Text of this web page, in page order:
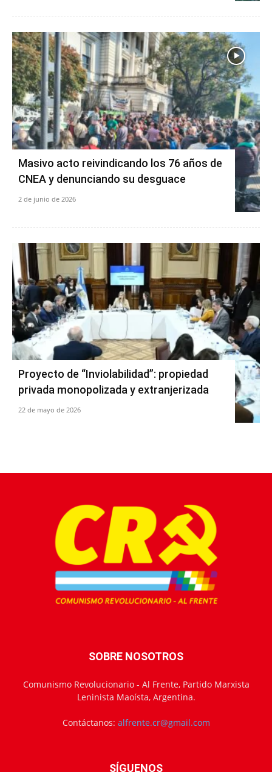
Masivo acto reivindicando los 76 años de
CNEA y denunciando su desguace
2 de junio de 2026
Proyecto de “Inviolabilidad”: propiedad
privada monopolizada y extranjerizada
22 de mayo de 2026
SOBRE NOSOTROS
Comunismo Revolucionario - Al Frente, Partido Marxista
Leninista Maoísta, Argentina.
Contáctanos: alfrente.cr@gmail.com
SÍGUENOS